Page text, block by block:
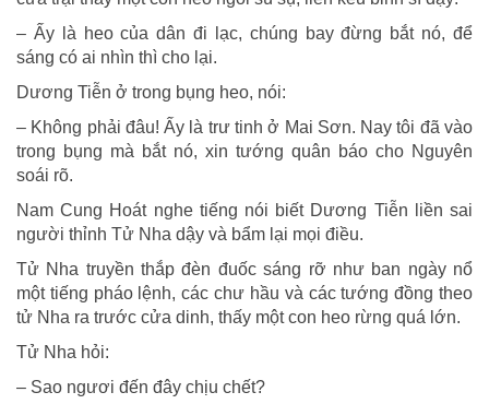
– Ấy là heo của dân đi lạc, chúng bay đừng bắt nó, để
sáng có ai nhìn thì cho lại.
Dương Tiễn ở trong bụng heo, nói:
– Không phải đâu! Ấy là trư tinh ở Mai Sơn. Nay tôi đã vào
trong bụng mà bắt nó, xin tướng quân báo cho Nguyên
soái rõ.
Nam Cung Hoát nghe tiếng nói biết Dương Tiễn liền sai
người thỉnh Tử Nha dậy và bẩm lại mọi điều.
Tử Nha truyền thắp đèn đuốc sáng rỡ như ban ngày nổ
một tiếng pháo lệnh, các chư hầu và các tướng đồng theo
tử Nha ra trước cửa dinh, thấy một con heo rừng quá lớn.
Tử Nha hỏi:
– Sao ngươi đến đây chịu chết?